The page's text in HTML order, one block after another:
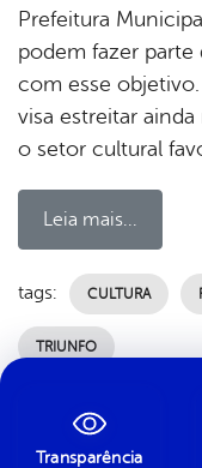
Prefeitura
podem fazer parte
com esse
visa estreitar
o setor cultural
Leia mais...
tags: CULTURA
TRIUNFO
em 03/07/2024 00h17
Transparência